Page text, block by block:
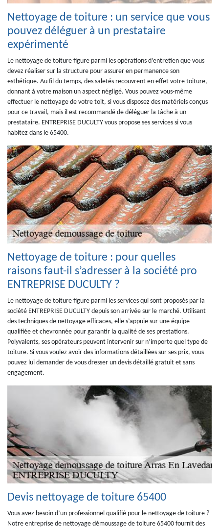
Nettoyage de toiture : un service que vous
pouvez déléguer à un prestataire
expérimenté
Le nettoyage de toiture figure parmi les opérations d’entretien que vous
devez réaliser sur la structure pour assurer en permanence son
esthétique. Au fil du temps, des saletés recouvrent en effet votre toiture,
donnant à votre maison un aspect négligé. Vous pouvez vous-même
effectuer le nettoyage de votre toit, si vous disposez des matériels conçus
pour ce travail, mais il est recommandé de déléguer la tâche à un
prestataire. ENTREPRISE DUCULTY vous propose ses services si vous
habitez dans le 65400.
Nettoyage de toiture : pour quelles
raisons faut-il s’adresser à la société pro
ENTREPRISE DUCULTY ?
Le nettoyage de toiture figure parmi les services qui sont proposés par la
société ENTREPRISE DUCULTY depuis son arrivée sur le marché. Utilisant
des techniques de nettoyage efficaces, elle s’appuie sur une équipe
qualifiée et chevronnée pour garantir la qualité de ses prestations.
Polyvalents, ses opérateurs peuvent intervenir sur n’importe quel type de
toiture. Si vous voulez avoir des informations détaillées sur ses prix, vous
pouvez lui demander de vous dresser un devis détaillé gratuit et sans
engagement.
Devis nettoyage de toiture 65400
Vous avez besoin d’un professionnel qualifié pour le nettoyage de toiture ?
Notre entreprise de nettoyage démoussage de toiture 65400 fournit des